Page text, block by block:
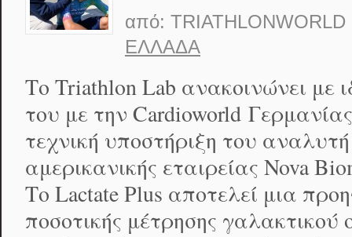
από: TRIATHLONWORLD
ΕΛΛΆΔΑ
Το Triathlon Lab ανακοινώνει με
του με την Cardioworld
τεχνική υποστήριξη του
αμερικανικής εταιρείας Nova
Το Lactate Plus αποτελεί μια
ποσοτικής μέτρησης γαλακτικού